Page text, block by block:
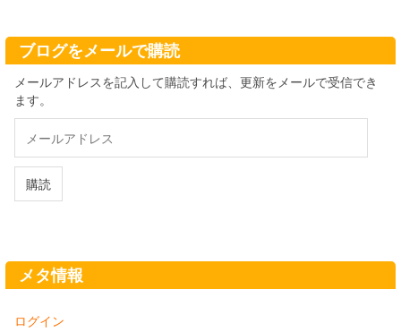
ブ
ブログをメールで購読
メールアドレスを記入して購読すれば、更新をメールで受信でき
ます。
ル
ド
購読
メタ情報
ログイン